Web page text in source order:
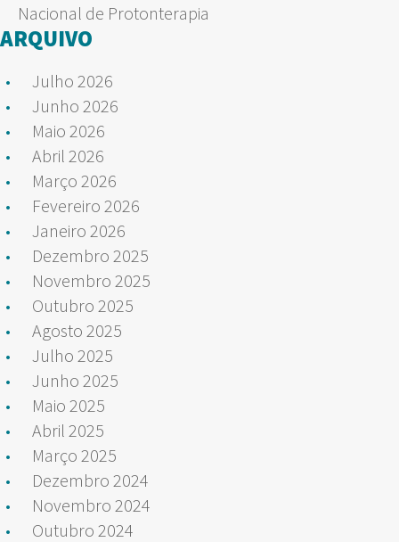
Nacional de Protonterapia
ARQUIVO
Julho 2026
Junho 2026
Maio 2026
Abril 2026
Março 2026
Fevereiro 2026
Janeiro 2026
Dezembro 2025
Novembro 2025
Outubro 2025
Agosto 2025
Julho 2025
Junho 2025
Maio 2025
Abril 2025
Março 2025
Dezembro 2024
Novembro 2024
Outubro 2024